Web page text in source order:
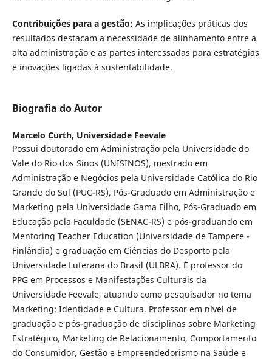
Contribuições para a gestão: As implicações práticas dos
resultados destacam a necessidade de alinhamento entre a
alta administração e as partes interessadas para estratégias
e inovações ligadas à sustentabilidade.
Biografia do Autor
Marcelo Curth, Universidade Feevale
Possui doutorado em Administração pela Universidade do
Vale do Rio dos Sinos (UNISINOS), mestrado em
Administração e Negócios pela Universidade Católica do Rio
Grande do Sul (PUC-RS), Pós-Graduado em Administração e
Marketing pela Universidade Gama Filho, Pós-Graduado em
Educação pela Faculdade (SENAC-RS) e pós-graduando em
Mentoring Teacher Education (Universidade de Tampere -
Finlândia) e graduação em Ciências do Desporto pela
Universidade Luterana do Brasil (ULBRA). É professor do
PPG em Processos e Manifestações Culturais da
Universidade Feevale, atuando como pesquisador no tema
Marketing: Identidade e Cultura. Professor em nível de
graduação e pós-graduação de disciplinas sobre Marketing
Estratégico, Marketing de Relacionamento, Comportamento
do Consumidor, Gestão e Empreendedorismo na Saúde e